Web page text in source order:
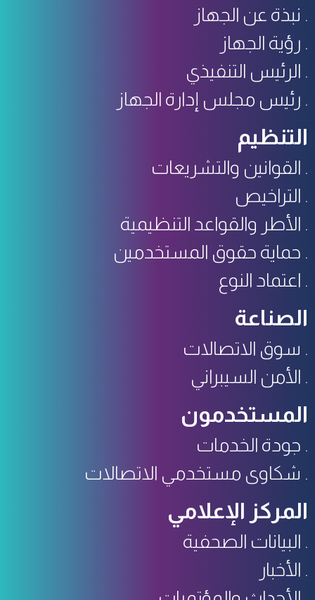
نبذة عن الجهاز
رؤية الجهاز
الرئيس التنفيذي
رئيس مجلس إدارة الجهاز
التنظيم
القوانين والتشريعات
التراخيص
الأطر والقواعد التنظيمية
حماية حقوق المستخدمين
اعتماد النوع
الصناعة
سوق الاتصالات
الأمن السيبراني
المستخدمون
جودة الخدمات
شكاوى مستخدمي الاتصالات
المركز الإعلامي
البيانات الصحفية
الأخبار